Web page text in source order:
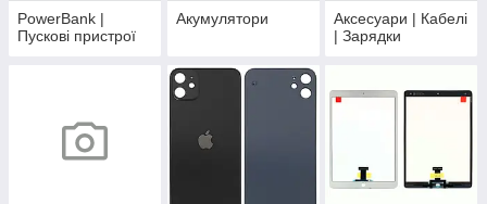
PowerBank |
Пускові пристрої
Акумулятори
Аксесуари | Кабелі
| Зарядки